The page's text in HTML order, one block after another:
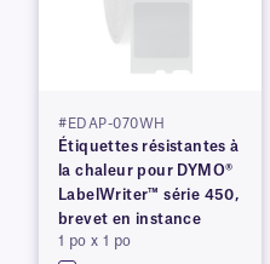
#EDAP-070WH
Étiquettes résistantes à
la chaleur pour DYMO®
LabelWriter™ série 450,
brevet en instance
1 po x 1 po